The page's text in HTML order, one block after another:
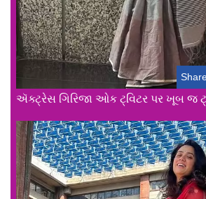
ઍક્ટ્રેસ ગિરિજા ઓક ટ્વિટર પર ખૂબ જ